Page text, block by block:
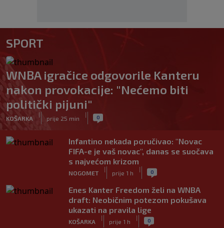
SPORT
WNBA igračice odgovorile Kanteru
nakon provokacije: "Nećemo biti
politički pijuni"
KOŠARKA
|
prije 25 min
| 0
Infantino nekada poručivao: "Novac
FIFA-e je vaš novac", danas se suočava
s najvećom krizom
NOGOMET
|
prije 1 h
| 0
Enes Kanter Freedom želi na WNBA
draft: Neobičnim potezom pokušava
ukazati na pravila lige
KOŠARKA
|
prije 1 h
| 0